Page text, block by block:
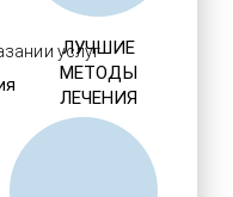
услуг
ЛУЧШИЕ
МЕТОДЫ
ЛЕЧЕНИЯ